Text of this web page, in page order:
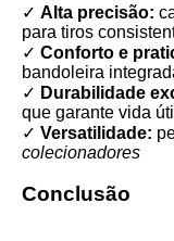
✓ Alta precisão:
para tiros
✓ Conforto e
bandoleira
✓ Durabilidade
que garante vida
✓ Versatilidade:
colecionadores
Conclusão